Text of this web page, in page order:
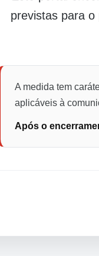
previstas para
A medida tem
aplicáveis à
Após o